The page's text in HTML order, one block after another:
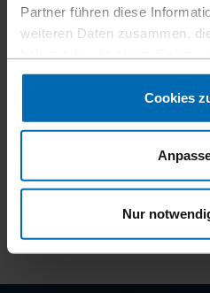
Partner führen diese
weiteren Daten zusammen,
gesammelt haben.
Cookies
Nur